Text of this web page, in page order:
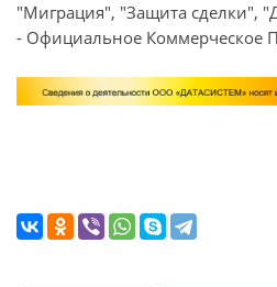
"Миграция", "Защита сделки",
- Официальное Коммерческое